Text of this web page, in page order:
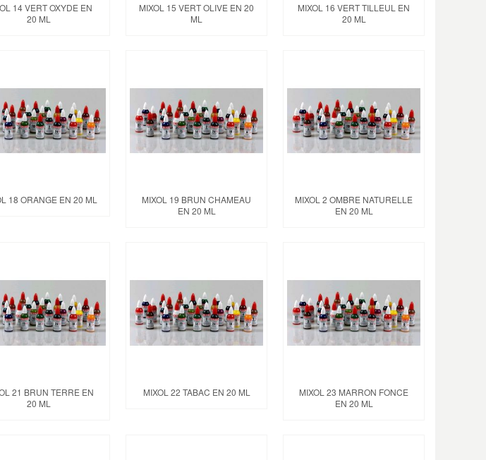
14 VERT OXYDE EN
20 ML
MIXOL 15 VERT OLIVE EN 20
ML
MIXOL 16 VERT TILLEUL EN
20 ML
18 ORANGE EN 20 ML
MIXOL 19 BRUN CHAMEAU
EN 20 ML
MIXOL 2 OMBRE NATURELLE
EN 20 ML
21 BRUN TERRE EN
20 ML
MIXOL 22 TABAC EN 20 ML
MIXOL 23 MARRON FONCE
EN 20 ML